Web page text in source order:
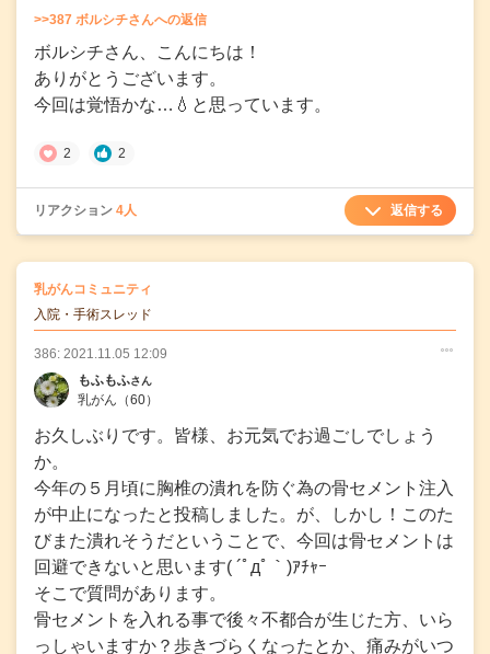
>>387 ボルシチさんへの返信
ボルシチさん、こんにちは！
ありがとうございます。
今回は覚悟かな…💧と思っています。
2 2
リアクション 4人 返信する
乳がんコミュニティ
入院・手術スレッド
○ ○ ○
386: 2021.11.05 12:09
もふもふさん
乳がん （60）
お久しぶりです。皆様、お元気でお過ごしでしょう
か。
今年の５月頃に胸椎の潰れを防ぐ為の骨セメント注入
が中止になったと投稿しました。が、しかし！このた
びまた潰れそうだということで、今回は骨セメントは
回避できないと思います( ´ﾟдﾟ｀)ｱﾁｬｰ
そこで質問があります。
骨セメントを入れる事で後々不都合が生じた方、いら
っしゃいますか？歩きづらくなったとか、痛みがいつ